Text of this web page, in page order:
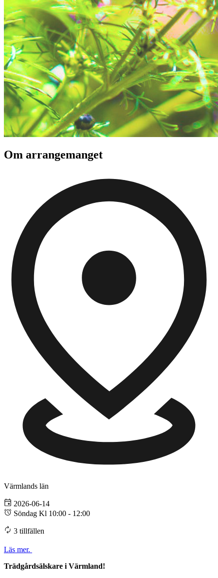
Om arrangemanget
Värmlands län
2026-06-14
Söndag Kl 10:00 - 12:00
3 tillfällen
Läs mer.
Trädgårdsälskare i Värmland!